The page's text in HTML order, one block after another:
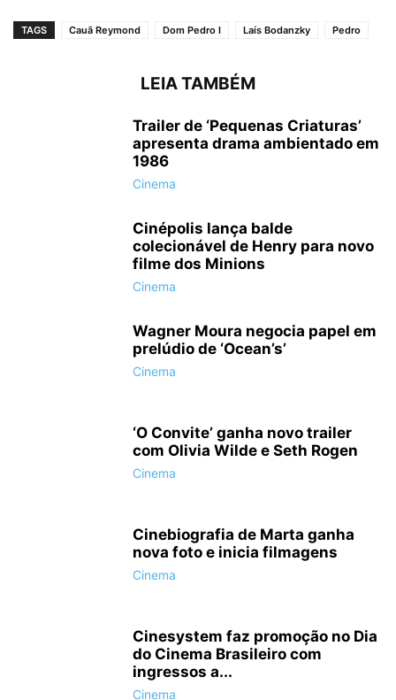
TAGS Cauã Reymond Dom Pedro I Laís Bodanzky Pedro
LEIA TAMBÉM
Trailer de ‘Pequenas Criaturas’
apresenta drama ambientado em
1986
Cinema
Cinépolis lança balde
colecionável de Henry para novo
filme dos Minions
Cinema
Wagner Moura negocia papel em
prelúdio de ‘Ocean’s’
Cinema
‘O Convite’ ganha novo trailer
com Olivia Wilde e Seth Rogen
Cinema
Cinebiografia de Marta ganha
nova foto e inicia filmagens
Cinema
Cinesystem faz promoção no Dia
do Cinema Brasileiro com
ingressos a...
Cinema